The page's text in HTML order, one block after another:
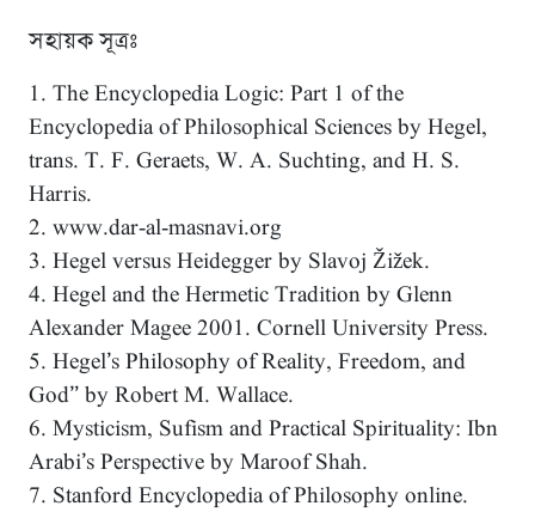
সহায়ক সূত্রঃ
1. The Encyclopedia Logic: Part 1 of the
Encyclopedia of Philosophical Sciences by Hegel,
trans. T. F. Geraets, W. A. Suchting, and H. S.
Harris.
2. www.dar-al-masnavi.org
3. Hegel versus Heidegger by Slavoj Žižek.
4. Hegel and the Hermetic Tradition by Glenn
Alexander Magee 2001. Cornell University Press.
5. Hegel’s Philosophy of Reality, Freedom, and
God” by Robert M. Wallace.
6. Mysticism, Sufism and Practical Spirituality: Ibn
Arabi’s Perspective by Maroof Shah.
7. Stanford Encyclopedia of Philosophy online.